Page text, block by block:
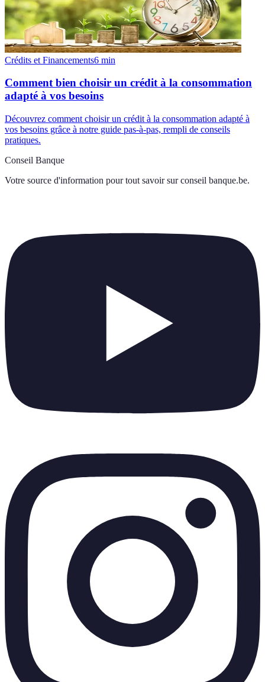
Crédits et Financements6 min
Comment bien choisir un crédit à la consommation
adapté à vos besoins
Découvrez comment choisir un crédit à la consommation adapté à
vos besoins grâce à notre guide pas-à-pas, rempli de conseils
pratiques.
Conseil Banque
Votre source d'information pour tout savoir sur conseil banque.be.